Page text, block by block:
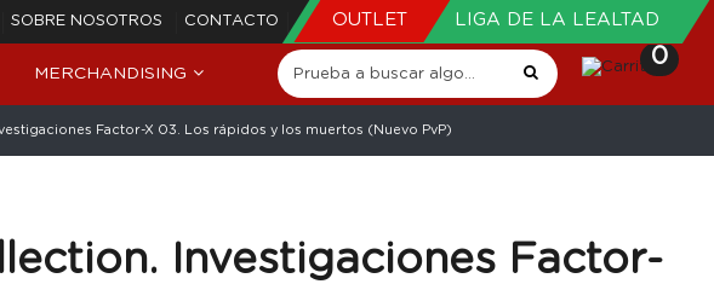
SOBRE NOSOTROS CONTACTO OUTLET LIGA DE LA LEALTAD
MERCHANDISING
0
Factor-X 03. Los rápidos y los muertos (Nuevo PvP)
Investigaciones Factor-